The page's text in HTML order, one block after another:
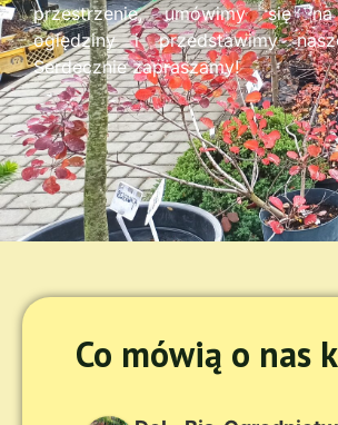
przestrzenie, umówimy się na
oględziny i przedstawimy
Serdecznie zapraszamy!
Co mówią o nas